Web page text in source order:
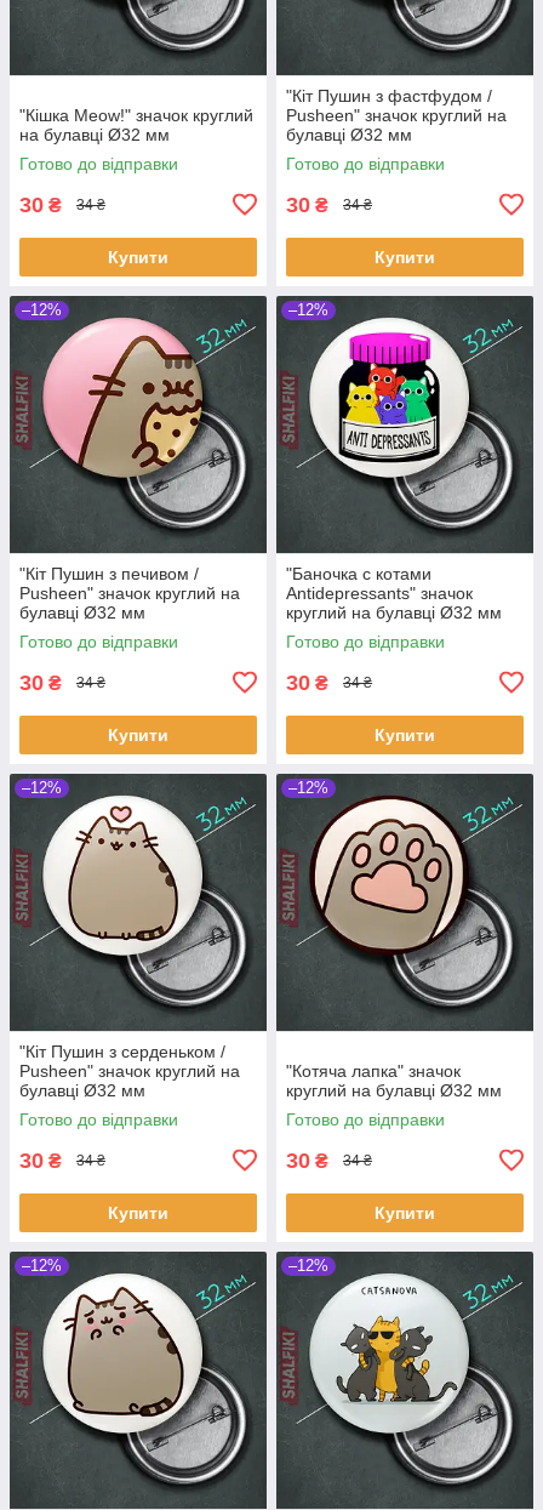
"Кішка Meow!" значок круглий
на булавці Ø32 мм
Готово до відправки
30 ₴ 34 ₴
Купити
"Кіт Пушин з фастфудом /
Pusheen" значок круглий на
булавці Ø32 мм
Готово до відправки
30 ₴ 34 ₴
Купити
–12%
"Кіт Пушин з печивом /
Pusheen" значок круглий на
булавці Ø32 мм
Готово до відправки
30 ₴ 34 ₴
Купити
–12%
"Баночка с котами
Antidepressants" значок
круглий на булавці Ø32 мм
Готово до відправки
30 ₴ 34 ₴
Купити
–12%
"Кіт Пушин з серденьком /
Pusheen" значок круглий на
булавці Ø32 мм
Готово до відправки
30 ₴ 34 ₴
Купити
–12%
"Котяча лапка" значок
круглий на булавці Ø32 мм
Готово до відправки
30 ₴ 34 ₴
Купити
–12% –12%